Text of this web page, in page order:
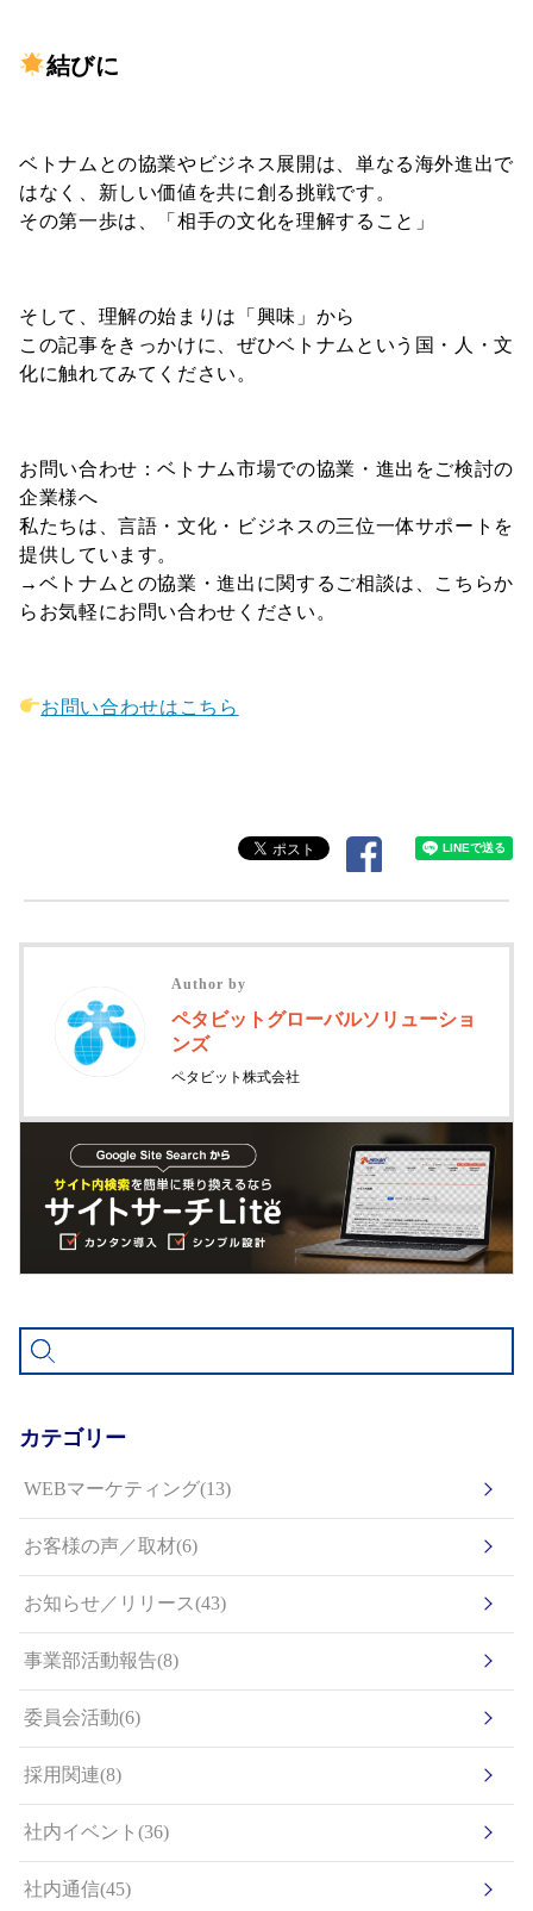
結びに
ベトナムとの協業やビジネス展開は、単なる海外進出で
はなく、新しい価値を共に創る挑戦です。
その第一歩は、「相手の文化を理解すること」
そして、理解の始まりは「興味」から
この記事をきっかけに、ぜひベトナムという国・人・文
化に触れてみてください。
お問い合わせ：ベトナム市場での協業・進出をご検討の
企業様へ
私たちは、言語・文化・ビジネスの三位一体サポートを
提供しています。
→ベトナムとの協業・進出に関するご相談は、こちらか
らお気軽にお問い合わせください。
お問い合わせはこちら
Author by
ペタビットグローバルソリューショ
ンズ
ペタビット株式会社
カテゴリー
WEBマーケティング(13)
お客様の声／取材(6)
お知らせ／リリース(43)
事業部活動報告(8)
委員会活動(6)
採用関連(8)
社内イベント(36)
社内通信(45)